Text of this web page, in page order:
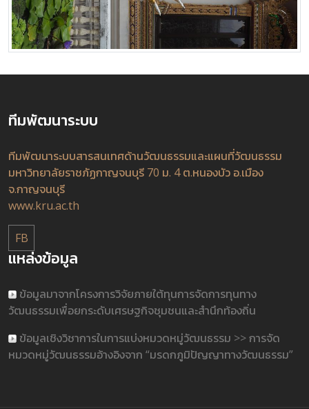
ทีมพัฒนาระบบ
ทีมพัฒนาระบบสารสนเทศด้านวัฒนธรรมและแผนที่วัฒนธรรม
มหาวิทยาลัยราชภัฏกาญจนบุรี 70 ม. 4 ต.หนองบัว อ.เมือง
จ.กาญจนบุรี
www.kru.ac.th
FB
แหล่งข้อมูล
ข้อมูลมาจากโครงการวิจัยภายใต้ทุนการจัดการทุนทาง
วัฒนธรรมเพื่อยกระดับเศรษฐกิจชุมชนและสำนึกท้องถิ่น
ข้อมูลเชิงวิชาการในการแบ่งหมวดหมู่วัฒนธรรม >> การจัด
หมวดหมู่วัฒนธรรมอ้างอิงจาก “มรดกภูมิปัญญาทางวัฒนธรรม”